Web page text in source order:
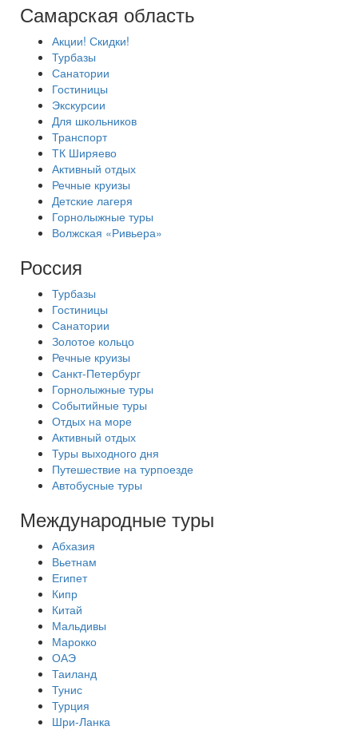
Самарская область
Акции! Скидки!
Турбазы
Санатории
Гостиницы
Экскурсии
Для школьников
Транспорт
ТК Ширяево
Активный отдых
Речные круизы
Детские лагеря
Горнолыжные туры
Волжская «Ривьера»
Россия
Турбазы
Гостиницы
Санатории
Золотое кольцо
Речные круизы
Санкт-Петербург
Горнолыжные туры
Событийные туры
Отдых на море
Активный отдых
Туры выходного дня
Путешествие на турпоезде
Автобусные туры
Международные туры
Абхазия
Вьетнам
Египет
Кипр
Китай
Мальдивы
Марокко
ОАЭ
Таиланд
Тунис
Турция
Шри-Ланка